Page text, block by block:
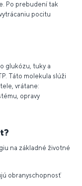
Po prebudení tak
pocitu
glukózu, tuky a
Táto molekula slúži
vrátane:
opravy
na základné životné
obranyschopnosť